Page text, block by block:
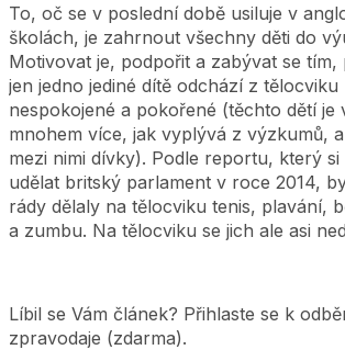
To, oč se v poslední době usiluje v
školách, je zahrnout všechny děti do
Motivovat je, podpořit a zabývat se
jen jedno jediné dítě odchází z tělocviku
nespokojené a pokořené (těchto dětí je
mnohem více, jak vyplývá z výzkumů,
mezi nimi dívky). Podle reportu, který si
udělat britský parlament v roce 2014,
rády dělaly na tělocviku tenis, plavání,
a zumbu. Na tělocviku se jich ale asi
Líbil se Vám článek? Přihlaste se k
zpravodaje (zdarma).